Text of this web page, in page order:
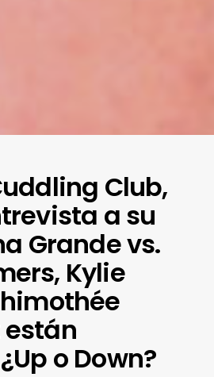
Club,
a su
Grande vs.
Kylie
o Down?